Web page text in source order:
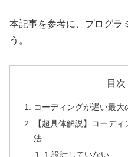
本記事を参考に、プログラ
う。
目次
コーディングが遅い最大
【超具体解説】コーデ
法
1.設計していない